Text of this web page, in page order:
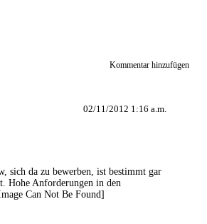
Kommentar hinzufügen
02/11/2012 1:16 a.m.
sich da zu bewerben, ist bestimmt gar
Hohe Anforderungen in den
Can Not Be Found]